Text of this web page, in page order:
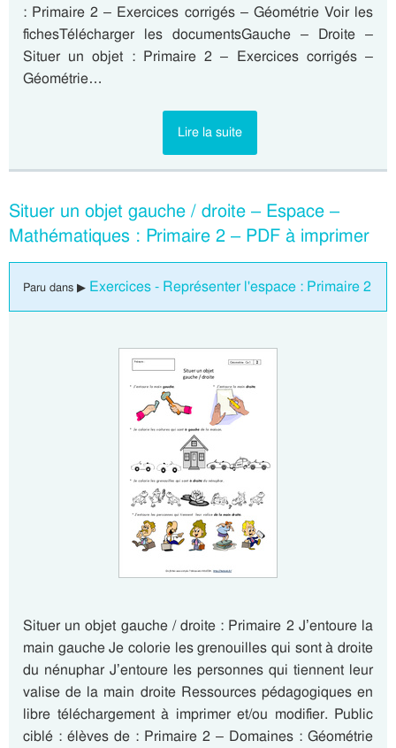
: Primaire 2 – Exercices corrigés – Géométrie Voir les
fichesTélécharger les documentsGauche – Droite –
Situer un objet : Primaire 2 – Exercices corrigés –
Géométrie…
Lire la suite
Situer un objet gauche / droite – Espace –
Mathématiques : Primaire 2 – PDF à imprimer
Paru dans ▶ Exercices - Représenter l'espace : Primaire 2
Situer un objet gauche / droite : Primaire 2 J’entoure la
main gauche Je colorie les grenouilles qui sont à droite
du nénuphar J’entoure les personnes qui tiennent leur
valise de la main droite Ressources pédagogiques en
libre téléchargement à imprimer et/ou modifier. Public
ciblé : élèves de : Primaire 2 – Domaines : Géométrie